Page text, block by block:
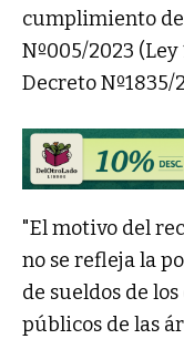
cumplimiento
Nº005/2023
Decreto Nº1835/
"El motivo del
no se refleja la
de sueldos de
públicos de las